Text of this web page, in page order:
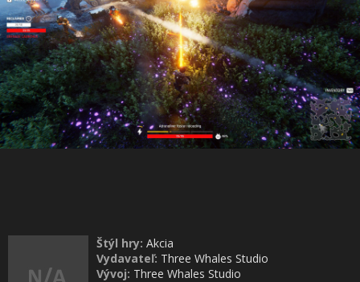
Štýl hry: Akcia
Vydavateľ: Three Whales Studio
Vývoj: Three Whales Studio